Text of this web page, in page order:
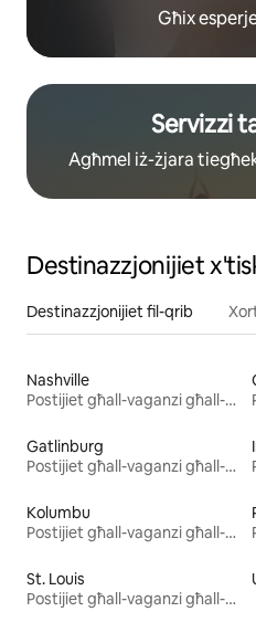
Għix
Servizzi
Agħmel iż-żjara
Destinazzjonijiet
Destinazzjonijiet fil-qrib
Nashville
Postijiet għall-vaganzi għall-kiri
Gatlinburg
Postijiet għall-vaganzi għall-kiri
Kolumbu
Postijiet għall-vaganzi għall-kiri
St. Louis
Postijiet għall-vaganzi għall-kiri